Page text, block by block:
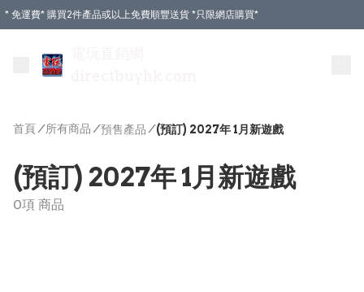
* 免運費* 購買2件產品或以上免費順豐送貨 *只限網店購買*
首頁/ 所有商品 /預售產品 / (預訂) 2027年 1月新遊戲
(預訂) 2027年 1月新遊戲
0項 商品